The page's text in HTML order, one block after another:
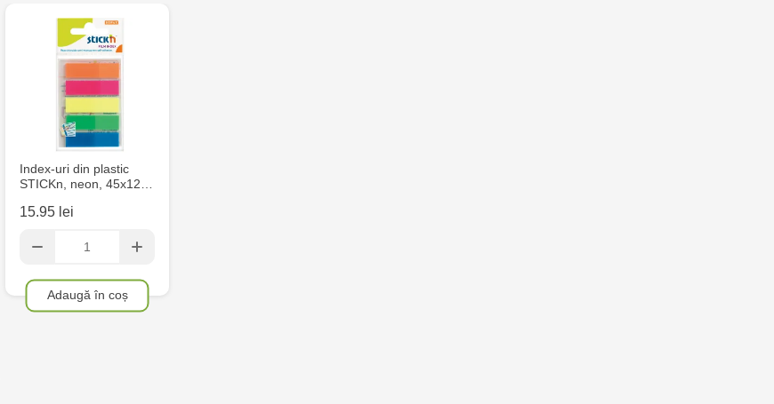
Index-uri din plastic
STICKn, neon, 45x12…
15.95 lei
Adaugă în coș